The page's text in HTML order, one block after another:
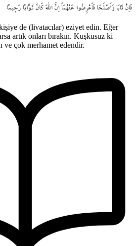
فَاِنْ تَابَا وَاَصْلَحَا فَاَعْرِضُوا عَنْهُمَاۜ اِنَّ اللّٰهَ كَانَ تَـوَّاباً رَح۪يماً
de (livatacılar) eziyet edin. Eğer
artık onları bırakın. Kuşkusuz ki
çok merhamet edendir.